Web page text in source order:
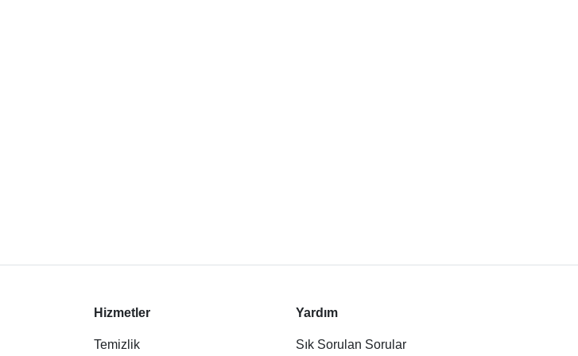
Hizmetler
Temizlik
Yardım
Sık Sorulan Sorular